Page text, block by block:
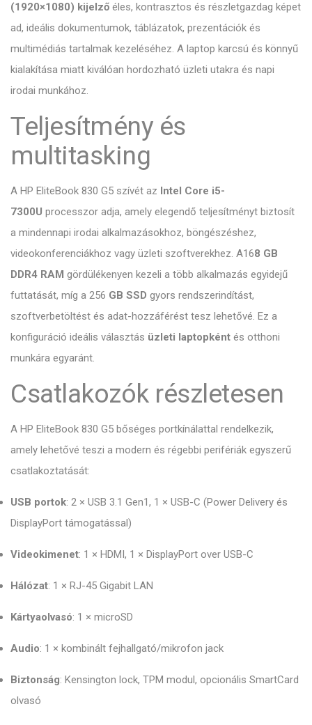
(1920×1080) kijelző éles, kontrasztos és részletgazdag képet
ad, ideális dokumentumok, táblázatok, prezentációk és
multimédiás tartalmak kezeléséhez. A laptop karcsú és könnyű
kialakítása miatt kiválóan hordozható üzleti utakra és napi
irodai munkához.
Teljesítmény és
multitasking
A HP EliteBook 830 G5 szívét az Intel Core i5-
7300U processzor adja, amely elegendő teljesítményt biztosít
a mindennapi irodai alkalmazásokhoz, böngészéshez,
videokonferenciákhoz vagy üzleti szoftverekhez. A168 GB
DDR4 RAM gördülékenyen kezeli a több alkalmazás egyidejű
futtatását, míg a 256 GB SSD gyors rendszerindítást,
szoftverbetöltést és adat-hozzáférést tesz lehetővé. Ez a
konfiguráció ideális választás üzleti laptopként és otthoni
munkára egyaránt.
Csatlakozók részletesen
A HP EliteBook 830 G5 bőséges portkínálattal rendelkezik,
amely lehetővé teszi a modern és régebbi perifériák egyszerű
csatlakoztatását:
USB portok: 2 × USB 3.1 Gen1, 1 × USB-C (Power Delivery és
DisplayPort támogatással)
Videokimenet: 1 × HDMI, 1 × DisplayPort over USB-C
Hálózat: 1 × RJ-45 Gigabit LAN
Kártyaolvasó: 1 × microSD
Audio: 1 × kombinált fejhallgató/mikrofon jack
Biztonság: Kensington lock, TPM modul, opcionális SmartCard
olvasó